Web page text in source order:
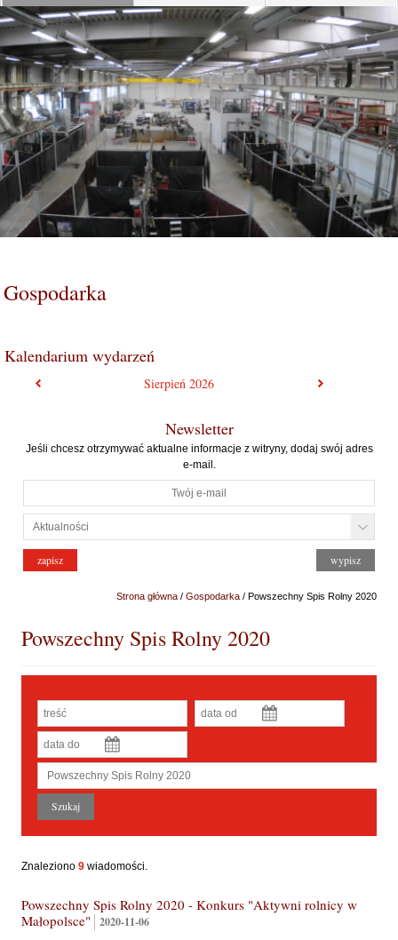
Gospodarka
Kalendarium wydarzeń
Sierpień2026
Newsletter
Jeśli chcesz otrzymywać aktualne informacje z witryny, dodaj swój adres
e-mail.
Strona główna/ Gospodarka/ Powszechny Spis Rolny 2020
Powszechny Spis Rolny 2020
Znaleziono9 wiadomości.
Powszechny Spis Rolny 2020 - Konkurs "Aktywni rolnicy w
Małopolsce"
2020-11-06